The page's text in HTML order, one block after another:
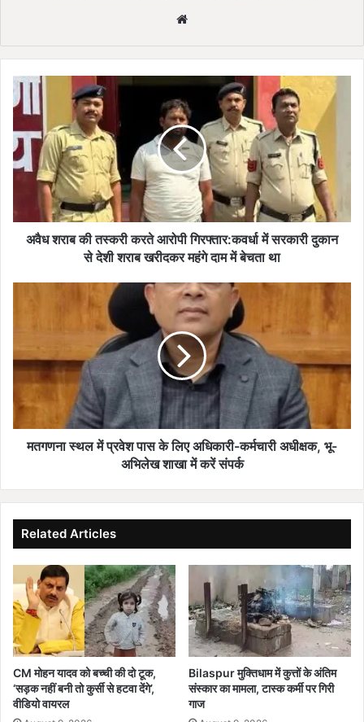
अवैध
शराब
की
तस्करी
करते
आरोपी
गिरफ्तार:कवर्धा
दुकान
था
अवैध शराब की तस्करी करते आरोपी गिरफ्तार:कवर्धा में सरकारी दुकान
से देशी शराब खरीदकर महंगे दाम में बेचता था
पास
अधिकारी-
कर्मचारी
अधीक्षक,
करें
संपर्क
मतगणना स्थल में प्रवेश पास के लिए अधिकारी-कर्मचारी अधीक्षक, भू-
अभिलेख शाखा में करें संपर्क
Related Articles
CM मोहन यादव को बच्ची की दो टूक,
‘सड़क नहीं बनी तो कुर्सी से हटवा देंगे’,
वीडियो वायरल
Bilaspur मुक्तिधाम में कुत्तों के अंतिम
संस्कार का मामला, टास्क कर्मी पर गिरी
गाज